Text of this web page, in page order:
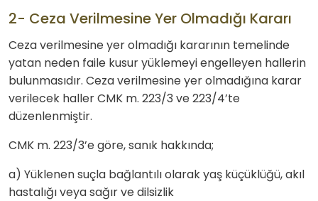
2- Ceza Verilmesine Yer Olmadığı Kararı
Ceza verilmesine yer olmadığı kararının temelinde
yatan neden faile kusur yüklemeyi engelleyen hallerin
bulunmasıdır. Ceza verilmesine yer olmadığına karar
verilecek haller CMK m. 223/3 ve 223/4’te
düzenlenmiştir.
CMK m. 223/3’e göre, sanık hakkında;
a) Yüklenen suçla bağlantılı olarak yaş küçüklüğü, akıl
hastalığı veya sağır ve dilsizlik